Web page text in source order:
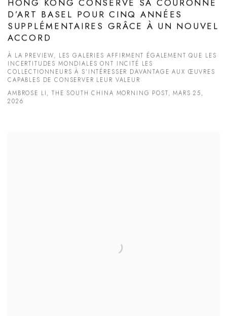
HONG KONG CONSERVE SA COURONNE
D’ART BASEL POUR CINQ ANNÉES
SUPPLÉMENTAIRES GRÂCE À UN NOUVEL
ACCORD
À LA PREVIEW, LES GALERIES AFFIRMENT ÉGALEMENT QUE LES
INCERTITUDES MONDIALES ONT INCITÉ LES
COLLECTIONNEURS À S’INTÉRESSER DAVANTAGE AUX ŒUVRES
CAPABLES DE CONSERVER LEUR VALEUR
AMBROSE LI, THE SOUTH CHINA MORNING POST, MARS 25,
2026